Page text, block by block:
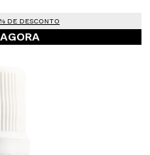
DE DESCONTO